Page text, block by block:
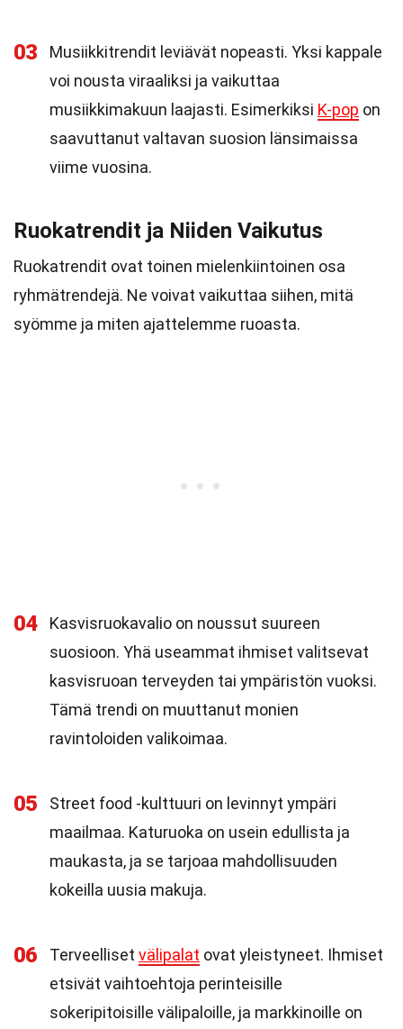
03
Musiikkitrendit leviävät nopeasti. Yksi kappale
voi nousta viraaliksi ja vaikuttaa
musiikkimakuun laajasti. Esimerkiksi K-pop on
saavuttanut valtavan suosion länsimaissa
viime vuosina.
Ruokatrendit ja Niiden Vaikutus
Ruokatrendit ovat toinen mielenkiintoinen osa
ryhmätrendejä. Ne voivat vaikuttaa siihen, mitä
syömme ja miten ajattelemme ruoasta.
04
Kasvisruokavalio on noussut suureen
suosioon. Yhä useammat ihmiset valitsevat
kasvisruoan terveyden tai ympäristön vuoksi.
Tämä trendi on muuttanut monien
ravintoloiden valikoimaa.
05
Street food -kulttuuri on levinnyt ympäri
maailmaa. Katuruoka on usein edullista ja
maukasta, ja se tarjoaa mahdollisuuden
kokeilla uusia makuja.
06 Terveelliset välipalat ovat yleistyneet. Ihmiset
etsivät vaihtoehtoja perinteisille
sokeripitoisille välipaloille, ja markkinoille on